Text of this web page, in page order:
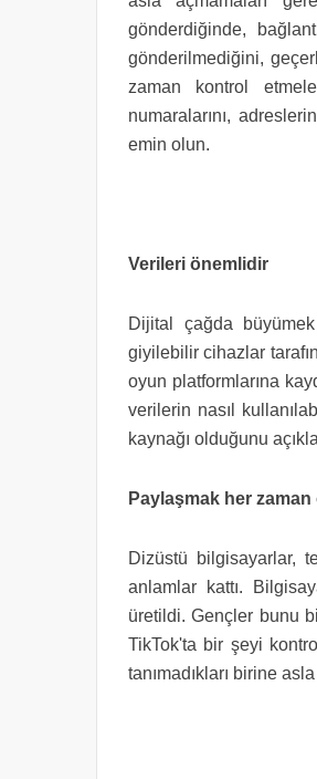
gönderdiğinde,
gönderilmediğini,
zaman kontrol
numaralarını,
emin olun.
Verileri önemlidir
Dijital çağda
giyilebilir cihazlar
oyun platformlarına
verilerin nasıl
kaynağı olduğunu
Paylaşmak her
Dizüstü bilgisayarlar,
anlamlar kattı.
üretildi. Gençler bunu
TikTok'ta bir şeyi
tanımadıkları birine